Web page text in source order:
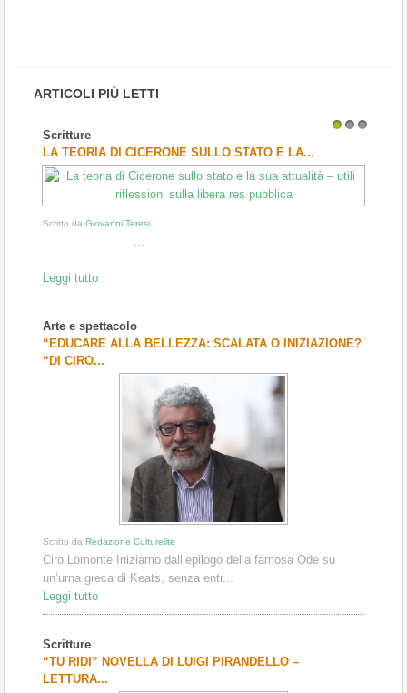
ARTICOLI PIÙ LETTI
Scritture
LA TEORIA DI CICERONE SULLO STATO E LA...
Scritto da Giovanni Teresi
...
Leggi tutto
Arte e spettacolo
“EDUCARE ALLA BELLEZZA: SCALATA O INIZIAZIONE?
“DI CIRO...
Scritto da Redazione Culturelite
Ciro Lomonte Iniziamo dall’epilogo della famosa Ode su
un’urna greca di Keats, senza entr...
Leggi tutto
Scritture
“TU RIDI” NOVELLA DI LUIGI PIRANDELLO –
LETTURA...